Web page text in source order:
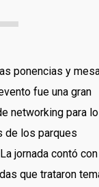
ponencias y
fue una gran
networking para
de los parques
jornada contó
que trataron